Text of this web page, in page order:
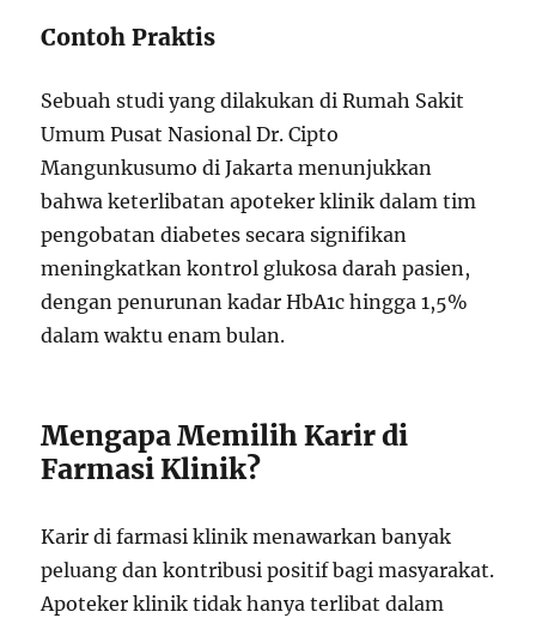
Contoh Praktis
Sebuah studi yang dilakukan di Rumah Sakit
Umum Pusat Nasional Dr. Cipto
Mangunkusumo di Jakarta menunjukkan
bahwa keterlibatan apoteker klinik dalam tim
pengobatan diabetes secara signifikan
meningkatkan kontrol glukosa darah pasien,
dengan penurunan kadar HbA1c hingga 1,5%
dalam waktu enam bulan.
Mengapa Memilih Karir di
Farmasi Klinik?
Karir di farmasi klinik menawarkan banyak
peluang dan kontribusi positif bagi masyarakat.
Apoteker klinik tidak hanya terlibat dalam